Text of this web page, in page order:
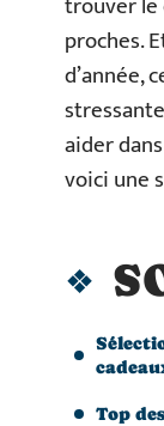
proches.
d’année,
aider
voici une
Top